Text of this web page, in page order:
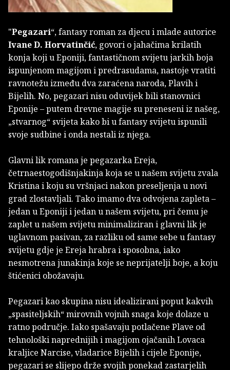
"Pegazari“, fantasy roman za djecu i mlade autorice
Ivane D. Horvatinčić, govori o jahačima krilatih
konja koji u Eponiji, fantastičnom svijetu jarkih boja
ispunjenom magijom i predrasudama, nastoje vratiti
ravnotežu između dva zaraćena naroda, Plavih i
Bijelih. No, pegazari nisu oduvijek bili stanovnici
Eponije – putem drevne magije su preneseni iz našeg,
„stvarnog“ svijeta kako bi u fantasy svijetu ispunili
svoje sudbine i onda nestali iz njega.
Glavni lik romana je pegazarka Ereja,
četrnaestogodišnjakinja koja se u našem svijetu zvala
Kristina i koju su vršnjaci nakon preseljenja u novi
grad zlostavljali. Tako imamo dva odvojena zapleta –
jedan u Eponiji i jedan u našem svijetu, pri čemu je
zaplet u našem svijetu minimaliziran i glavni lik je
uglavnom pasivan, za razliku od same sebe u fantasy
svijetu gdje je Ereja hrabra i sposobna, iako
nesmotrena junakinja koje se neprijatelji boje, a koju
štićenici obožavaju.
Pegazari kao skupina nisu idealizirani poput kakvih
„spasiteljskih“ mirovnih vojnih snaga koje dolaze u
ratno područje. Iako spašavaju potlačene Plave od
tehnološki naprednijih i magijom ojačanih Lovaca
kraljice Narcise, vladarice Bijelih i cijele Eponije,
pegazari se slijepo drže svojih ponekad zastarjelih